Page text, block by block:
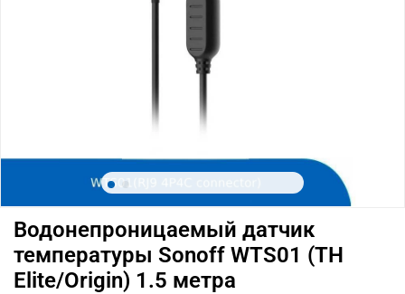
Водонепроницаемый датчик
температуры Sonoff WTS01 (TH
Elite/Origin) 1.5 метра